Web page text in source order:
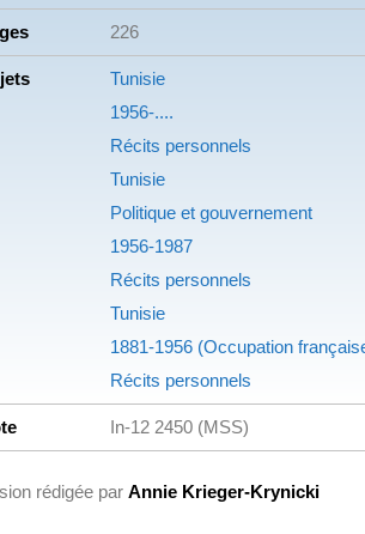
226
Tunisie
1956-....
Récits personnels
Tunisie
Politique et gouvernement
1956-1987
Récits personnels
Tunisie
1881-1956 (Occupation
Récits personnels
In-12 2450 (MSS)
rédigée par Annie Krieger-Krynicki